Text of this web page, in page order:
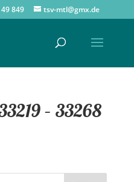
849 tsv-mtl@gmx.de
– 33268